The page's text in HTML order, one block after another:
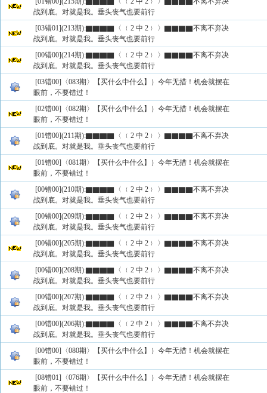
战到底。对就是我。垂头丧气也要前行
[03错01](213期):▇▇▇▇〈 ﹛2 中 2﹜ 〉▇▇▇▇不离不弃决
战到底。对就是我。垂头丧气也要前行
[00错00](214期):▇▇▇▇〈 ﹛2 中 2﹜ 〉▇▇▇▇不离不弃决
战到底。对就是我。垂头丧气也要前行
[03错00]〈083期〉【买什么中什么】）今年无措！机会就摆在
眼前，不要错过！
[02错00]〈082期〉【买什么中什么】）今年无措！机会就摆在
眼前，不要错过！
[01错00](211期):▇▇▇▇〈 ﹛2 中 2﹜ 〉▇▇▇▇不离不弃决
战到底。对就是我。垂头丧气也要前行
[01错00]〈081期〉【买什么中什么】）今年无措！机会就摆在
眼前，不要错过！
[00错00](210期):▇▇▇▇〈 ﹛2 中 2﹜ 〉▇▇▇▇不离不弃决
战到底。对就是我。垂头丧气也要前行
[00错00](209期):▇▇▇▇〈 ﹛2 中 2﹜ 〉▇▇▇▇不离不弃决
战到底。对就是我。垂头丧气也要前行
[00错00](205期):▇▇▇▇〈 ﹛2 中 2﹜ 〉▇▇▇▇不离不弃决
战到底。对就是我。垂头丧气也要前行
[00错00](208期):▇▇▇▇〈 ﹛2 中 2﹜ 〉▇▇▇▇不离不弃决
战到底。对就是我。垂头丧气也要前行
[00错00](207期):▇▇▇▇〈 ﹛2 中 2﹜ 〉▇▇▇▇不离不弃决
战到底。对就是我。垂头丧气也要前行
[00错00](206期):▇▇▇▇〈 ﹛2 中 2﹜ 〉▇▇▇▇不离不弃决
战到底。对就是我。垂头丧气也要前行
[00错00]〈080期〉【买什么中什么】）今年无措！机会就摆在
眼前，不要错过！
[08错01]〈076期〉【买什么中什么】）今年无措！机会就摆在
眼前，不要错过！